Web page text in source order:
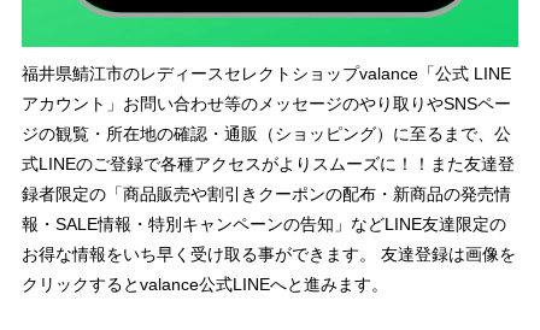
福井県鯖江市のレディースセレクトショップvalance「公式 LINE
アカウント」お問い合わせ等のメッセージのやり取りやSNSペー
ジの観覧・所在地の確認・通販（ショッピング）に至るまで、公
式LINEのご登録で各種アクセスがよりスムーズに！！また友達登
録者限定の「商品販売や割引きクーポンの配布・新商品の発売情
報・SALE情報・特別キャンペーンの告知」などLINE友達限定の
お得な情報をいち早く受け取る事ができます。 友達登録は画像を
クリックするとvalance公式LINEへと進みます。